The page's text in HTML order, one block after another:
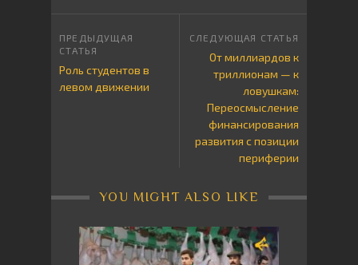
Роль студентов в
левом движении
От миллиардов к
триллионам — к
ловушкам:
Переосмысление
финансирования
развития с позиции
периферии
YOU MIGHT ALSO LIKE